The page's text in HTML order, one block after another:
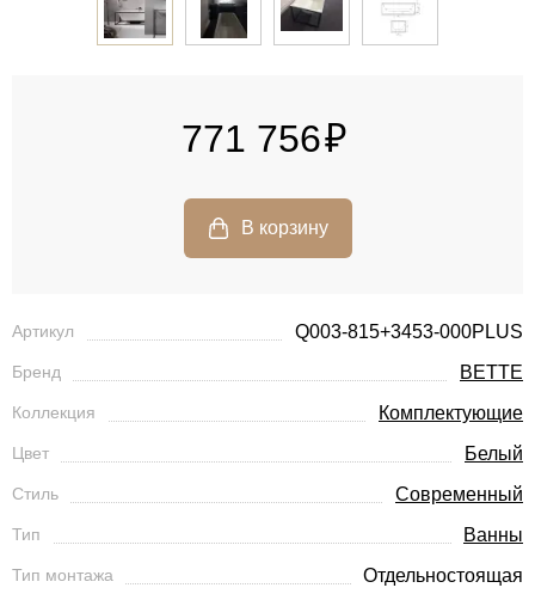
Артикул Q003-815+3453-000PLUS
Бренд BETTE
Коллекция Комплектующие
Цвет Белый
Стиль Современный
Тип Ванны
Тип монтажа Отдельностоящая
771 756